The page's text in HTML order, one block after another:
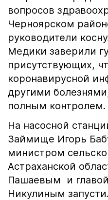
вопросов
Черноярском
руководители
Медики заверили
присутствующих,
коронавирусной
другими
полным контролем.
На насосной
Займище Игорь
министром
Астраханской
Пашаевым и
Никулиным